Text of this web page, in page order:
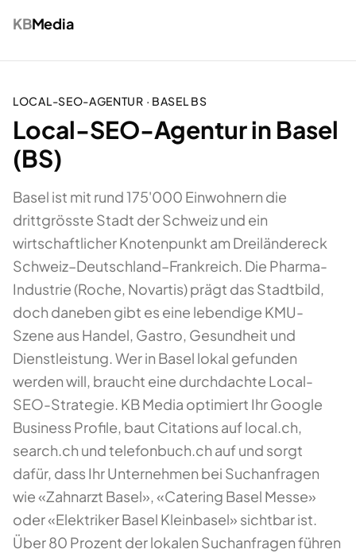
KBMedia
LOCAL-SEO-AGENTUR · BASEL BS
Local-SEO-Agentur in Basel
(BS)
Basel ist mit rund 175'000 Einwohnern die
drittgrösste Stadt der Schweiz und ein
wirtschaftlicher Knotenpunkt am Dreiländereck
Schweiz–Deutschland–Frankreich. Die Pharma-
Industrie (Roche, Novartis) prägt das Stadtbild,
doch daneben gibt es eine lebendige KMU-
Szene aus Handel, Gastro, Gesundheit und
Dienstleistung. Wer in Basel lokal gefunden
werden will, braucht eine durchdachte Local-
SEO-Strategie. KB Media optimiert Ihr Google
Business Profile, baut Citations auf local.ch,
search.ch und telefonbuch.ch auf und sorgt
dafür, dass Ihr Unternehmen bei Suchanfragen
wie «Zahnarzt Basel», «Catering Basel Messe»
oder «Elektriker Basel Kleinbasel» sichtbar ist.
Über 80 Prozent der lokalen Suchanfragen führen